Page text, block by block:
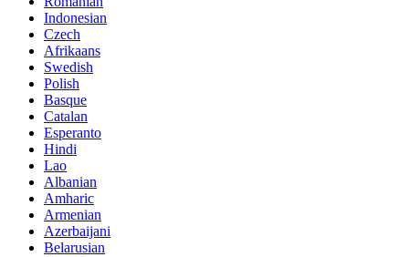
Indonesian
Czech
Afrikaans
Swedish
Polish
Basque
Catalan
Esperanto
Hindi
Lao
Albanian
Amharic
Armenian
Azerbaijani
Belarusian